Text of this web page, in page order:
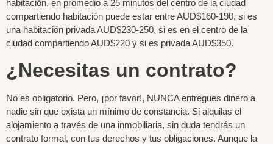
habitación, en promedio a 25 minutos del centro de la ciudad
compartiendo habitación puede estar entre AUD$160-190, si es
una habitación privada AUD$230-250, si es en el centro de la
ciudad compartiendo AUD$220 y si es privada AUD$350.
¿Necesitas un contrato?
No es obligatorio. Pero, ¡por favor!, NUNCA entregues dinero a
nadie sin que exista un mínimo de constancia. ​Si alquilas el
alojamiento a través de una inmobiliaria, sin duda tendrás un
contrato formal, con tus derechos y tus obligaciones. Aunque la